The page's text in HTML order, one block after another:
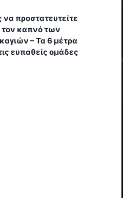
προστατευτείτε
καπνό των
– Τα 6 μέτρα
ευπαθείς ομάδες